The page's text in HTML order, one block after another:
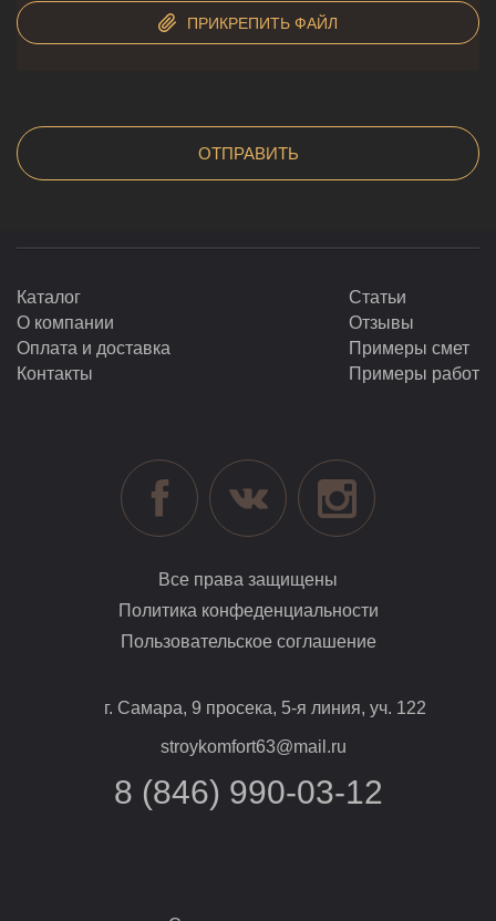
ПРИКРЕПИТЬ ФАЙЛ
Каталог
О компании
Оплата и доставка
Контакты
Статьи
Отзывы
Примеры смет
Примеры работ
Все права защищены
Политика конфеденциальности
Пользовательское соглашение
г. Самара, 9 просека, 5-я линия, уч. 122
stroykomfort63@mail.ru
8 (846) 990-03-12